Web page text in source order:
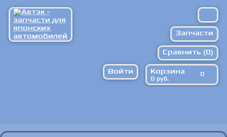
Запчасти
Расходники
Запрос по ВИН
Сравнить (0)
Войти Корзина 0
0 руб.